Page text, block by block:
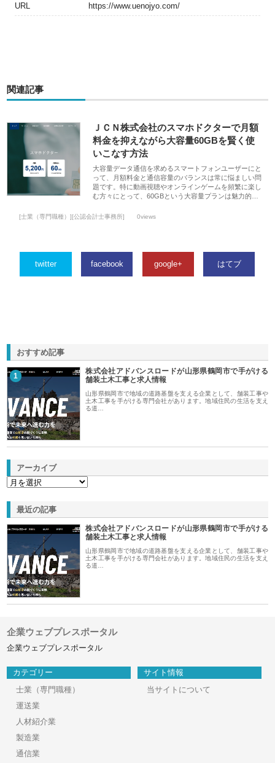
URL https://www.uenojyo.com/
関連記事
ＪＣＮ株式会社のスマホドクターで月額
料金を抑えながら大容量60GBを賢く使
いこなす方法
大容量データ通信を求めるスマートフォンユーザーにと
って、月額料金と通信容量のバランスは常に悩ましい問
題です。特に動画視聴やオンラインゲームを頻繁に楽し
む方々にとって、60GBという大容量プランは魅力的…
[士業（専門職種）][公認会計士事務所] 0views
twitter facebook google+ はてブ
おすすめ記事
1
株式会社アドバンスロードが山形県鶴岡市で手がける
舗装土木工事と求人情報
山形県鶴岡市で地域の道路基盤を支える企業として、舗装工事や
土木工事を手がける専門会社があります。地域住民の生活を支え
る道…
アーカイブ
最近の記事
株式会社アドバンスロードが山形県鶴岡市で手がける
舗装土木工事と求人情報
山形県鶴岡市で地域の道路基盤を支える企業として、舗装工事や
土木工事を手がける専門会社があります。地域住民の生活を支え
る道…
企業ウェブプレスポータル
企業ウェブプレスポータル
カテゴリー
士業（専門職種）
運送業
人材紹介業
製造業
通信業
サイト情報
当サイトについて